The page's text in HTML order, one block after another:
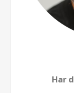
Har